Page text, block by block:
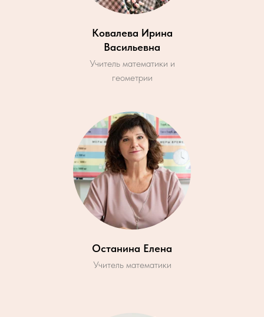
Ковалева Ирина
Васильевна
Учитель математики и
геометрии
Останина Елена
Учитель математики